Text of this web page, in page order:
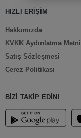
HIZLI ERİŞİM
Hakkımızda
KVKK Aydınlatma Metni
Satış Sözleşmesi
Çerez Politikası
BİZİ TAKİP EDİN!